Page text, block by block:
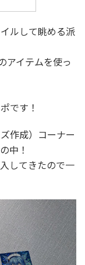
ルして眺める派
アイテムを使っ
です！
作成）コーナー
中！
してきたので一